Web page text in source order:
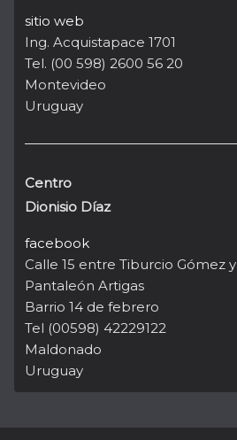
sitio web
Ing. Acquistapace 1701
Tel. (00 598) 2600 56 20
Montevideo
Uruguay
Centro
Dionisio Díaz
facebook
Calle 15 entre Tiburcio Gómez y
Pantaleón Artigas
Barrio 14 de febrero
Tel (00598) 42229122
Maldonado
Uruguay